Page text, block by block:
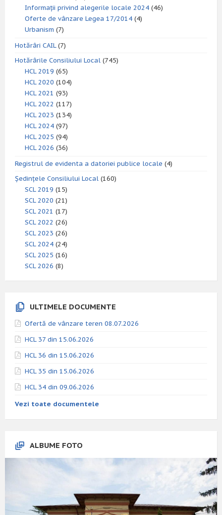
Informații privind alegerile locale 2024 (46)
Oferte de vânzare Legea 17/2014 (4)
Urbanism (7)
Hotărâri CAIL(7)
Hotărârile Consiliului Local (745)
HCL 2019 (65)
HCL 2020 (104)
HCL 2021 (93)
HCL 2022 (117)
HCL 2023 (134)
HCL 2024 (97)
HCL 2025 (94)
HCL 2026 (36)
Registrul de evidenta a datoriei publice locale (4)
Ședințele Consiliului Local (160)
SCL 2019 (15)
SCL 2020 (21)
SCL 2021 (17)
SCL 2022 (26)
SCL 2023 (26)
SCL 2024 (24)
SCL 2025 (16)
SCL 2026 (8)
ULTIMELE DOCUMENTE
Ofertă de vânzare teren 08.07.2026
HCL 37 din 15.06.2026
HCL 36 din 15.06.2026
HCL 35 din 15.06.2026
HCL 34 din 09.06.2026
Vezi toate documentele
ALBUME FOTO